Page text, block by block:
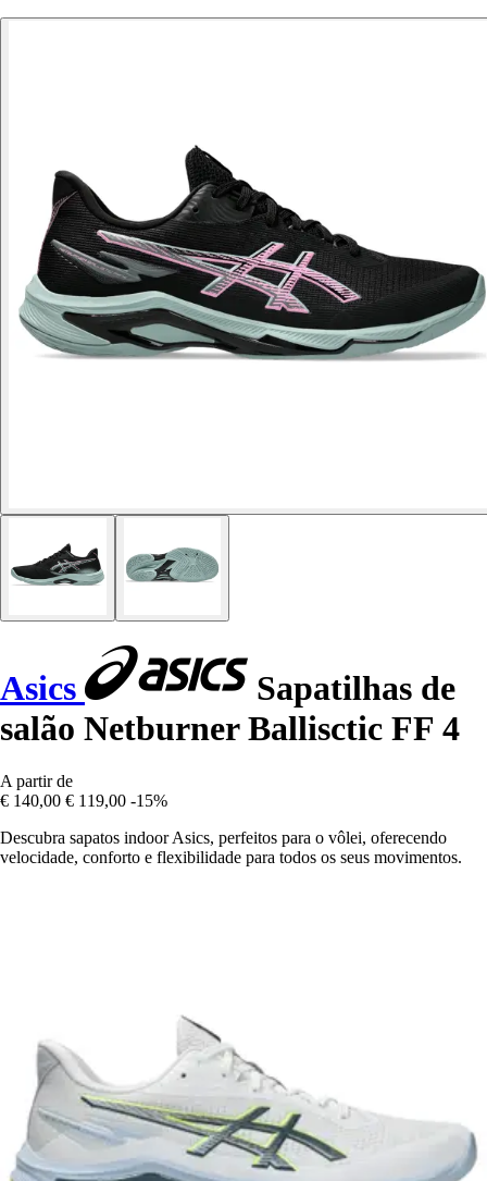
Asics
Sapatilhas de
salão Netburner Ballisctic FF 4
A partir de
€ 140,00 € 119,00 -15%
Descubra sapatos indoor Asics, perfeitos para o vôlei, oferecendo
velocidade, conforto e flexibilidade para todos os seus movimentos.